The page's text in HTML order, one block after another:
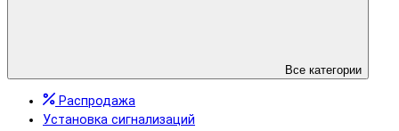
Все категории
Распродажа
Установка сигнализаций